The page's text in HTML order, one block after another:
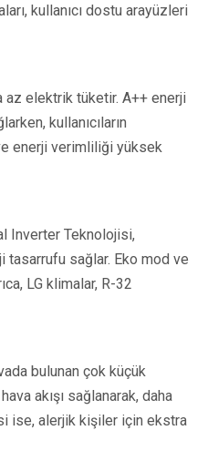
kullanıcı dostu arayüzleri
az elektrik tüketir. A++ enerji
kullanıcıların
enerji verimliliği yüksek
Inverter Teknolojisi,
tasarrufu sağlar. Eko mod ve
LG klimalar, R-32
bulunan çok küçük
akışı sağlanarak, daha
ise, alerjik kişiler için ekstra